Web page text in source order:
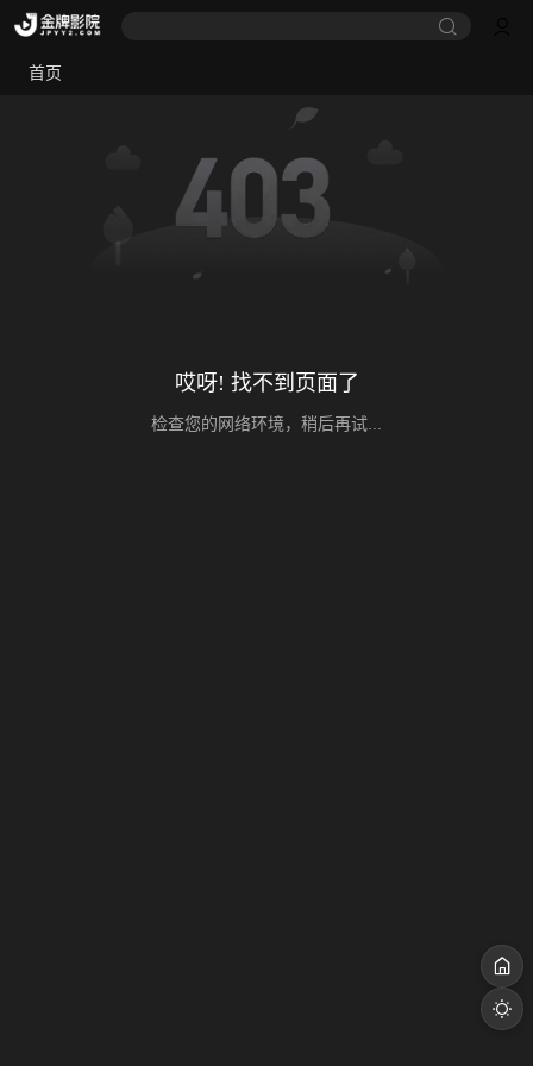
首页
哎呀! 找不到页面了
检查您的网络环境，稍后再试...